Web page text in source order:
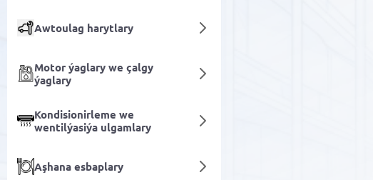
Awtoulag harytlary
Motor ýaglary we çalgy
ýaglary
Kondisionirleme we
wentilýasiýa ulgamlary
Aşhana esbaplary